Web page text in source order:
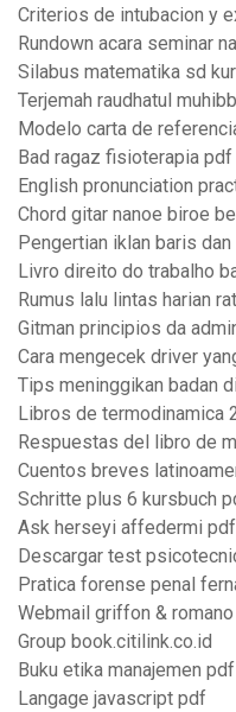
Criterios de intubacion y
Rundown acara seminar
Silabus matematika sd
Terjemah raudhatul
Modelo carta de
Bad ragaz fisioterapia pdf
English pronunciation
Chord gitar nanoe biroe
Pengertian iklan baris
Livro direito do trabalho
Rumus lalu lintas harian
Gitman principios da
Cara mengecek driver
Tips meninggikan badan
Libros de termodinamica
Respuestas del libro de
Cuentos breves
Schritte plus 6 kursbuch
Ask herseyi affedermi pdf
Descargar test
Pratica forense penal
Webmail griffon & romano
Group book.citilink.co.id
Buku etika manajemen pdf
Langage javascript pdf